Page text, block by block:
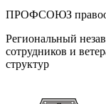
ПРОФСОЮЗ
Региональный
сотрудников и
структур